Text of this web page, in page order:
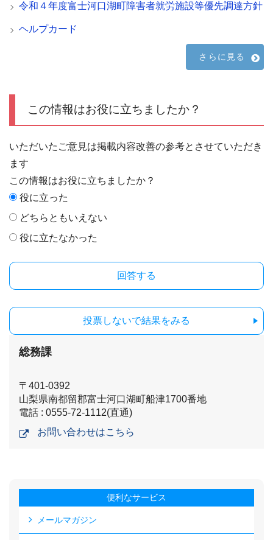
令和４年度富士河口湖町障害者就労施設等優先調達方針
ヘルプカード
さらに見る
この情報はお役に立ちましたか？
いただいたご意見は掲載内容改善の参考とさせていただき
ます
この情報はお役に立ちましたか？
役に立った
どちらともいえない
役に立たなかった
投票しないで結果をみる
総務課
〒401-0392
山梨県南都留郡富士河口湖町船津1700番地
電話 : 0555-72-1112(直通)
お問い合わせはこちら
便利なサービス
メールマガジン